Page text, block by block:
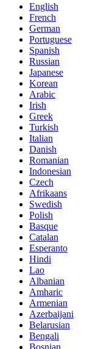
English
French
German
Portuguese
Spanish
Russian
Japanese
Korean
Arabic
Irish
Greek
Turkish
Italian
Danish
Romanian
Indonesian
Czech
Afrikaans
Swedish
Polish
Basque
Catalan
Esperanto
Hindi
Lao
Albanian
Amharic
Armenian
Azerbaijani
Belarusian
Bengali
Bosnian